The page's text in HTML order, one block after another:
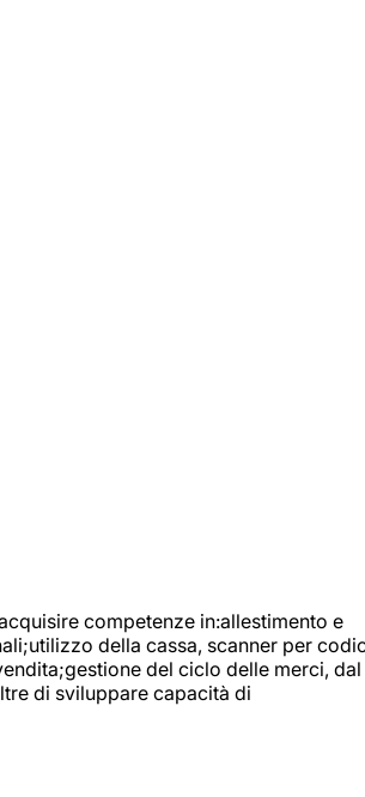
competenze in:allestimento e
della cassa, scanner per
del ciclo delle merci, dal
di sviluppare capacità di